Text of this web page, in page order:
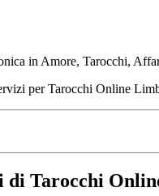
in Amore, Tarocchi,
di Tarocchi